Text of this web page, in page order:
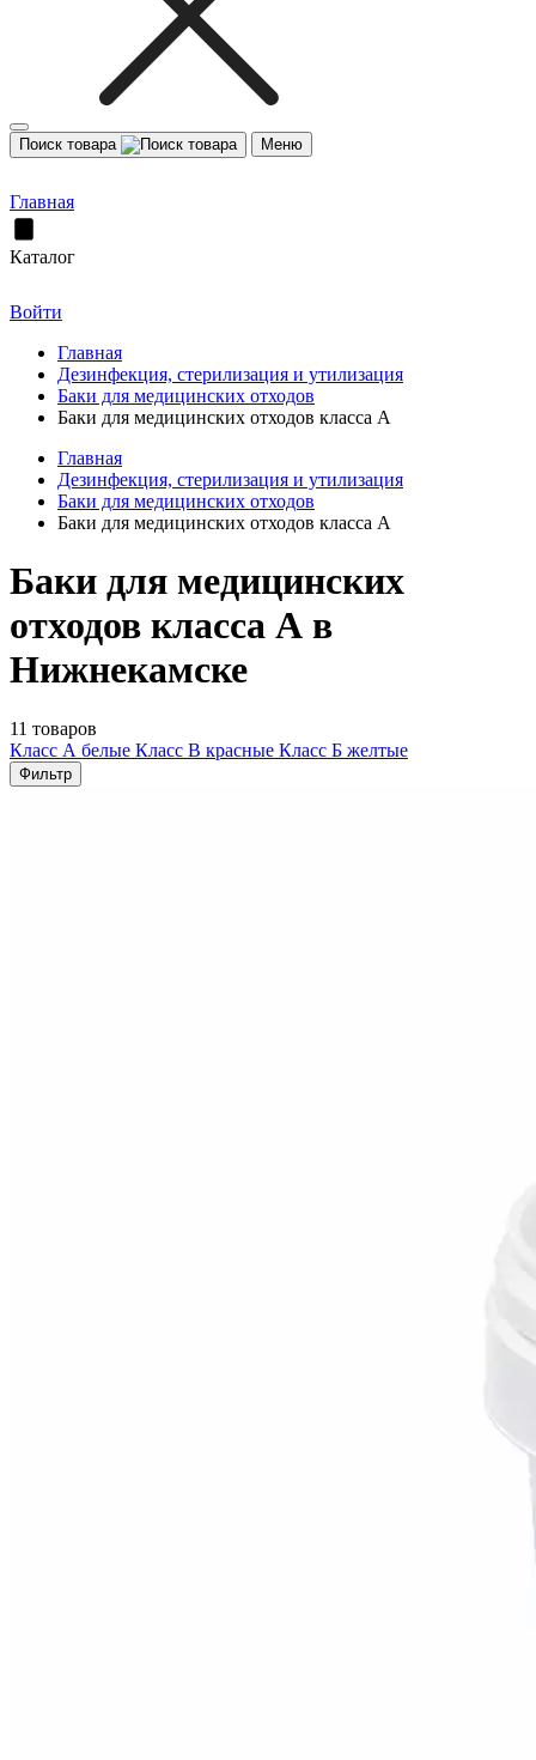
Поиск товара Меню
Главная
Каталог
Войти
Главная
Дезинфекция, стерилизация и утилизация
Баки для медицинских отходов
Баки для медицинских отходов класса А
Главная
Дезинфекция, стерилизация и утилизация
Баки для медицинских отходов
Баки для медицинских отходов класса А
Баки для медицинских
отходов класса А в
Нижнекамске
11 товаров
Класс А белые Класс В красные Класс Б желтые
Фильтр